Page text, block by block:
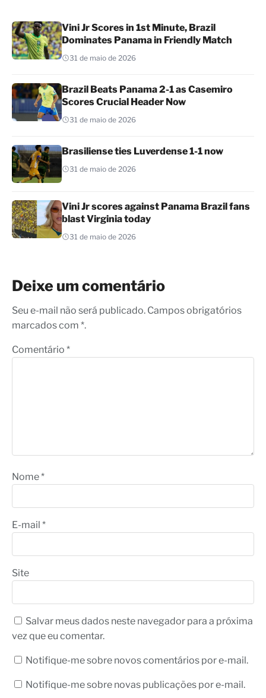
Vini Jr Scores in 1st Minute, Brazil
Dominates Panama in Friendly Match
31 de maio de 2026
Brazil Beats Panama 2-1 as Casemiro
Scores Crucial Header Now
31 de maio de 2026
Brasiliense ties Luverdense 1-1 now
31 de maio de 2026
Vini Jr scores against Panama Brazil fans
blast Virginia today
31 de maio de 2026
Deixe um comentário
Seu e-mail não será publicado. Campos obrigatórios
marcados com *.
Comentário *
Nome*
E-mail *
Site
Salvar meus dados neste navegador para a próxima
vez que eu comentar.
Notifique-me sobre novos comentários por e-mail.
Notifique-me sobre novas publicações por e-mail.